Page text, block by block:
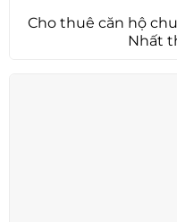
Cho thuê căn hộ
Nhất